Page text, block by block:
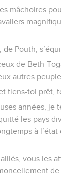
mâchoires
de Pouth,
de Beth-
autres
tiens-toi
années, je
les pays
à
vous les
de